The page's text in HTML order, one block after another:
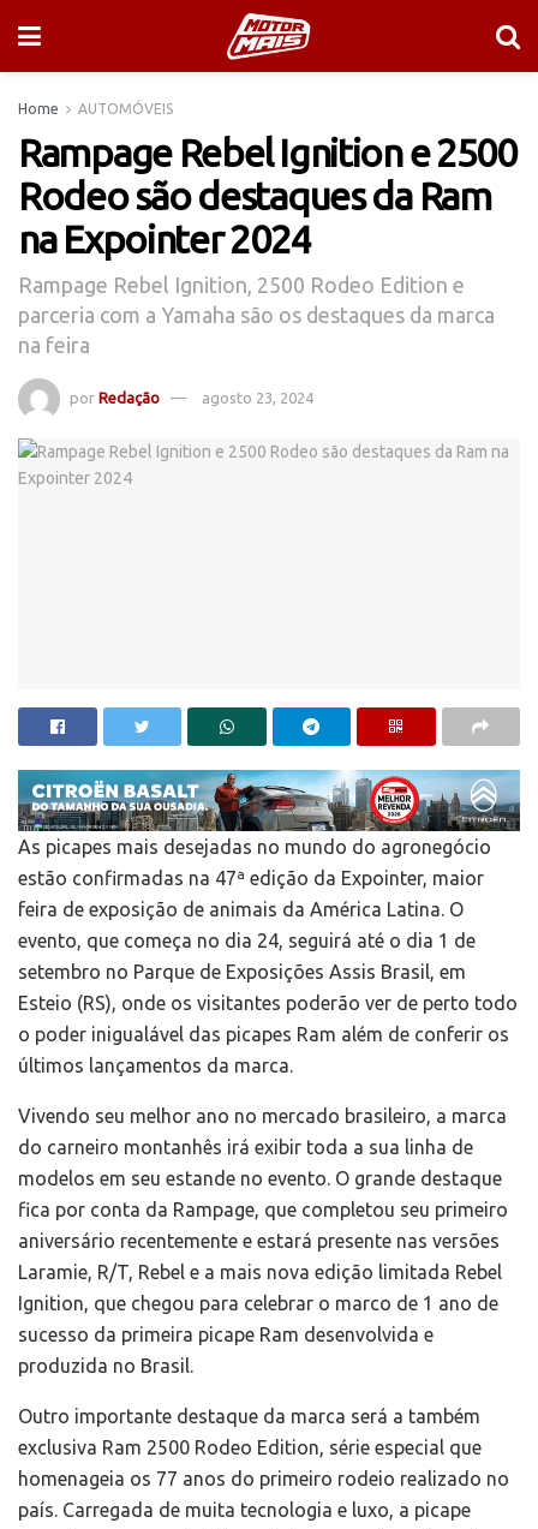
Home AUTOMÓVEIS
Rampage Rebel Ignition e 2500
Rodeo são destaques da Ram
na Expointer 2024
Rampage Rebel Ignition, 2500 Rodeo Edition e
parceria com a Yamaha são os destaques da marca
na feira
por Redação agosto 23, 2024
As picapes mais desejadas no mundo do agronegócio
estão confirmadas na 47ª edição da Expointer, maior
feira de exposição de animais da América Latina. O
evento, que começa no dia 24, seguirá até o dia 1 de
setembro no Parque de Exposições Assis Brasil, em
Esteio (RS), onde os visitantes poderão ver de perto todo
o poder inigualável das picapes Ram além de conferir os
últimos lançamentos da marca.
Vivendo seu melhor ano no mercado brasileiro, a marca
do carneiro montanhês irá exibir toda a sua linha de
modelos em seu estande no evento. O grande destaque
fica por conta da Rampage, que completou seu primeiro
aniversário recentemente e estará presente nas versões
Laramie, R/T, Rebel e a mais nova edição limitada Rebel
Ignition, que chegou para celebrar o marco de 1 ano de
sucesso da primeira picape Ram desenvolvida e
produzida no Brasil.
Outro importante destaque da marca será a também
exclusiva Ram 2500 Rodeo Edition, série especial que
homenageia os 77 anos do primeiro rodeio realizado no
país. Carregada de muita tecnologia e luxo, a picape